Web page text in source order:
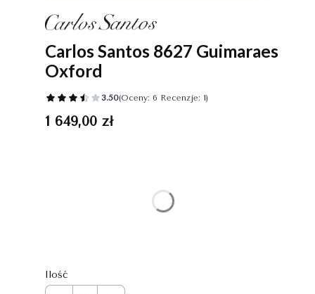
Carlos Santos 8627 Guimaraes
Oxford
3.50(Oceny: 6 Recenzje: 1)
Cena
1 649,00 zł
Ilość